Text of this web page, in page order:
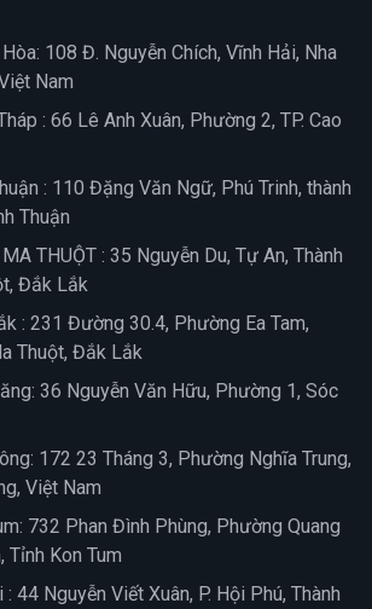
108 Đ. Nguyễn Chích, Vĩnh Hải, Nha
Nam
: 66 Lê Anh Xuân, Phường 2, TP. Cao
: 110 Đặng Văn Ngữ, Phú Trinh, thành
Thuận
THUỘT : 35 Nguyễn Du, Tự An, Thành
Đắk Lắk
: 231 Đường 30.4, Phường Ea Tam,
Thuột, Đắk Lắk
36 Nguyễn Văn Hữu, Phường 1, Sóc
172 23 Tháng 3, Phường Nghĩa Trung,
Việt Nam
732 Phan Đình Phùng, Phường Quang
Tỉnh Kon Tum
44 Nguyễn Viết Xuân, P. Hội Phú, Thành